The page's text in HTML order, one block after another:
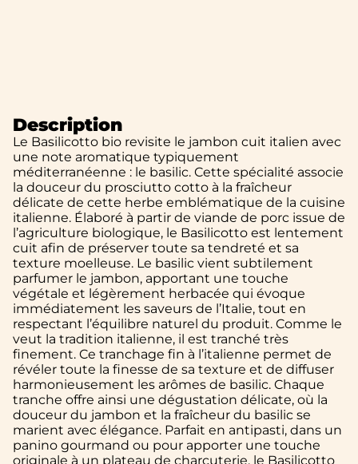
Description
Le Basilicotto bio revisite le jambon cuit italien avec
une note aromatique typiquement
méditerranéenne : le basilic. Cette spécialité associe
la douceur du prosciutto cotto à la fraîcheur
délicate de cette herbe emblématique de la cuisine
italienne. Élaboré à partir de viande de porc issue de
l’agriculture biologique, le Basilicotto est lentement
cuit afin de préserver toute sa tendreté et sa
texture moelleuse. Le basilic vient subtilement
parfumer le jambon, apportant une touche
végétale et légèrement herbacée qui évoque
immédiatement les saveurs de l’Italie, tout en
respectant l’équilibre naturel du produit. Comme le
veut la tradition italienne, il est tranché très
finement. Ce tranchage fin à l’italienne permet de
révéler toute la finesse de sa texture et de diffuser
harmonieusement les arômes de basilic. Chaque
tranche offre ainsi une dégustation délicate, où la
douceur du jambon et la fraîcheur du basilic se
marient avec élégance. Parfait en antipasti, dans un
panino gourmand ou pour apporter une touche
originale à un plateau de charcuterie, le Basilicotto